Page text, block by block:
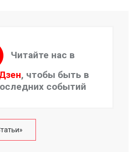
Читайте нас в
, чтобы быть в
событий